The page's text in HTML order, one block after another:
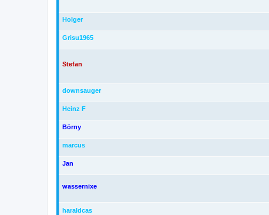
Holger
Grisu1965
Stefan
downsauger
Heinz F
Börny
marcus
Jan
wassernixe
haraldcas